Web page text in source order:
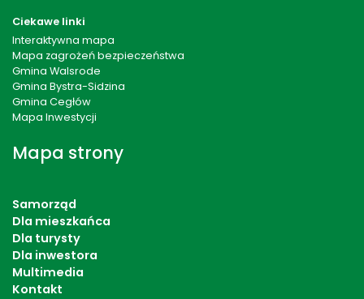
Ciekawe linki
Interaktywna mapa
Mapa zagrożeń bezpieczeństwa
Gmina Walsrode
Gmina Bystra-Sidzina
Gmina Cegłów
Mapa Inwestycji
Mapa strony
Samorząd
Dla mieszkańca
Dla turysty
Dla inwestora
Multimedia
Kontakt